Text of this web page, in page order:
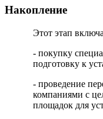
Накопление
Этот этап
- покупку
подготовку к
- проведение
компаниями с
площадок для